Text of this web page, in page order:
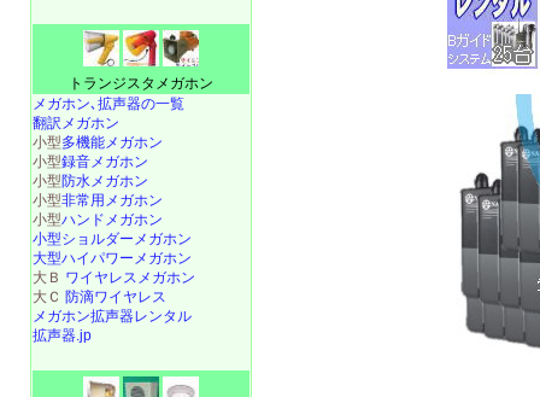
トランジスタメガホン
メガホン､拡声器の一覧
翻訳メガホン
小型多機能メガホン
小型録音メガホン
小型防水メガホン
小型非常用メガホン
小型ハンドメガホン
小型ショルダーメガホン
大型ハイパワーメガホン
大Ｂ ワイヤレスメガホン
大Ｃ 防滴ワイヤレス
メガホン拡声器レンタル
拡声器.jp